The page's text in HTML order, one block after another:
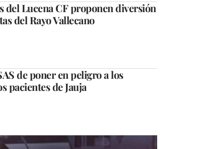
del Lucena CF proponen diversión
del Rayo Vallecano
de poner en peligro a los
pacientes de Jauja